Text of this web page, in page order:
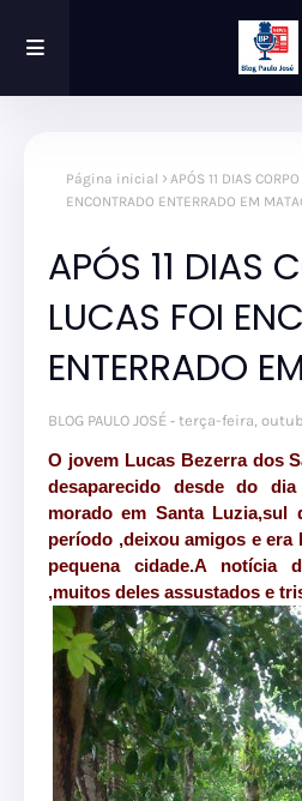
Página inicial
APÓS 11 DIAS
ENCONTRADO ENTERRADO EM
APÓS 11 DIAS
LUCAS FOI
ENTERRADO
BLOG PAULO JOSÉ terça-feira,
O jovem Lucas Bezerra dos
desaparecido desde do
morado em Santa Luzia,sul
período ,deixou amigos e era
pequena cidade.A notícia
,muitos deles assustados e